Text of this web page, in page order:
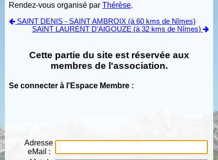
Rendez-vous organisé par Thérèse.
SAINT DENIS - SAINT AMBROIX (à 60 kms de Nîmes)
SAINT LAURENT D'AIGOUZE (à 32 kms de Nîmes)
Cette partie du site est réservée aux
membres de l'association.
Se connecter à l'Espace Membre :
Adresse
eMail :